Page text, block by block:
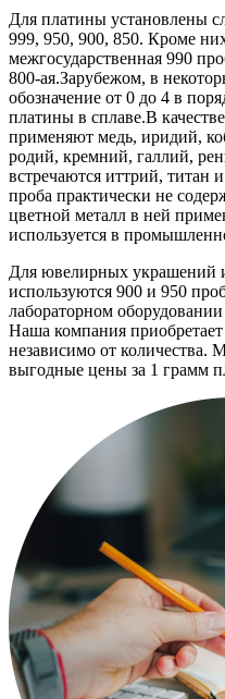
Для платины установлены
999, 950, 900, 850. Кроме
межгосударственная 990
800-ая.Зарубежом, в
обозначение от 0 до 4 в
платины в сплаве.В
применяют медь, иридий,
родий, кремний, галлий,
встречаются иттрий,
проба практически не
цветной металл в ней
используется в
Для ювелирных украшений
используются 900 и 950
лабораторном
Наша компания
независимо от количества.
выгодные цены за 1 грамм